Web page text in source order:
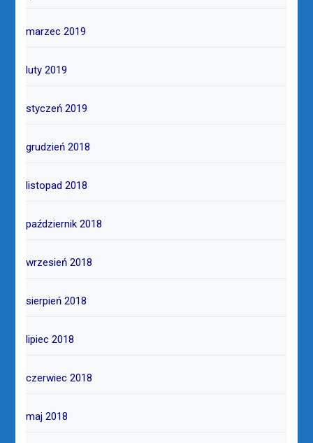
marzec 2019
luty 2019
styczeń 2019
grudzień 2018
listopad 2018
październik 2018
wrzesień 2018
sierpień 2018
lipiec 2018
czerwiec 2018
maj 2018